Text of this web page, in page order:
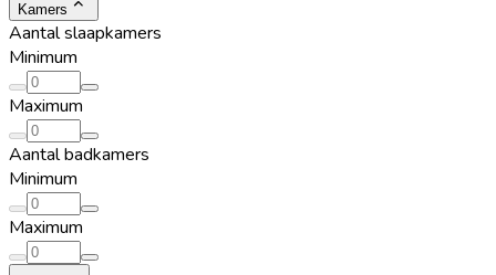
Kamers
Aantal slaapkamers
Minimum
Maximum
Aantal badkamers
Minimum
Maximum